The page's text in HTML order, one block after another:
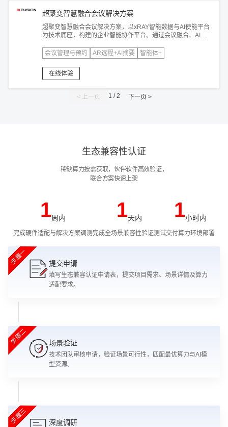
超聚变智慧融合会议解决方案
超聚变智慧融合会议解决方案，以xRAY智能数据与AI使能平台
为技术底座，构建的企业智能协作平台。通过会议融合、AI辅
效协作与智能决策。
会议管理与预约 AR远程+AI摘要 智能体+
在线体验
< 上一页 1 / 2 下一页 >
生态兼容性认证
稀缺算力按需获取，伙伴软件高效验证，
联合方案快速上架
1周内
完成硬件适配与解决方案调测
1天内
完成全场景兼容性验证测试
1小时内
交付算力环境部署
步骤一 提交申请
填写生态兼容认证申请表，提交项目需求、场景详情及算力
适配要求。
步骤二 场景验证
技术团队审核申请，验证场景可行性，匹配最优算力与AI模
型资源。
步骤三 深度调研